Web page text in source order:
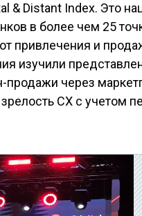
& Distant Index. Это
в более чем 25
привлечения и
изучили
продажи через
зрелость CX с учетом